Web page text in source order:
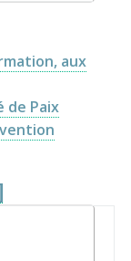
aux
de Paix